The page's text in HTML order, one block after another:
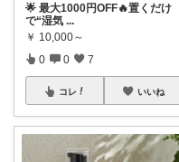
🌟 最大1000円OFF🔥置くだけ
で“湿気 ...
￥ 10,000～
0 0 7
コレ いいね